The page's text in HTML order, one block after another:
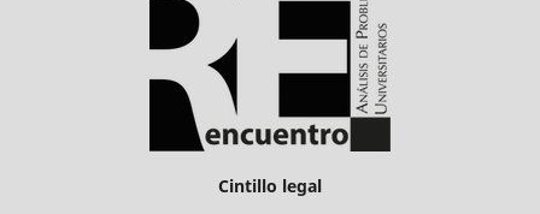
Cintillo legal